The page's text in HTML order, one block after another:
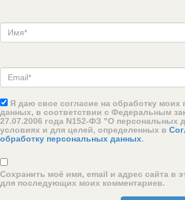
Я даю свое согласие на обработку моих
данных, в соответствии с Федеральным
27.07.2006 года N152-ФЗ "О персональных
условиях и для целей, определенных в
обработку персональных данных.
Сохранить моё имя, email и адрес сайта в
для последующих моих комментариев.